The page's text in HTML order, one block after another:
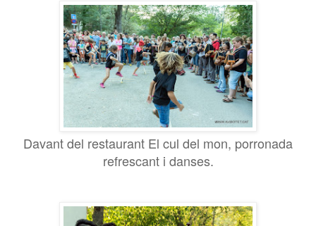
Davant del restaurant El cul del mon, porronada
refrescant i danses.